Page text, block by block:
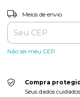
Entregas para o CEP:
Meios de envio
Não sei meu CEP
Compra
Seus dados